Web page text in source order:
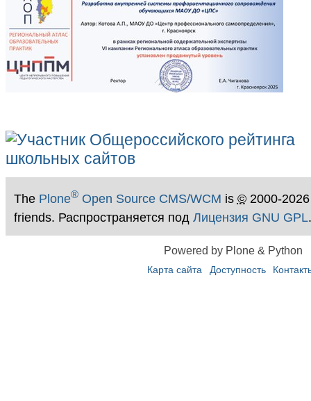
The Plone®Open Source CMS/WCM is ©2000-
friends. Распространяется под Лицензия GNU GPL.
Powered by Plone & Python
Карта сайта Доступность